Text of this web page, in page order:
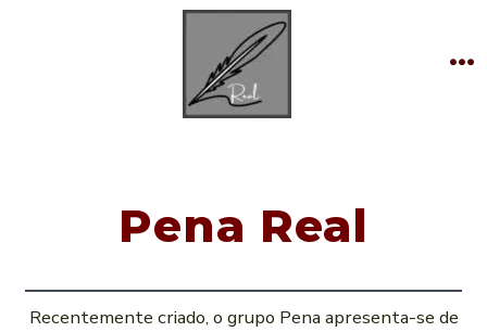
Pena Real
Recentemente criado, o grupo Pena apresenta-se de